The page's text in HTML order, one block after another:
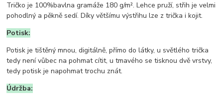
Tričko je 100%bavlna gramáže 180 g/m². Lehce pruží, střih je velmi
pohodlný a pěkně sedí. Díky většímu výstřihu lze z trička i kojit.
Potisk:
Potisk je tištěný mnou, digitálně, přímo do látky, u světlého trička
tedy není vůbec na pohmat cítit, u tmavého se tisknou dvě vrstvy,
tedy potisk je napohmat trochu znát.
Údržba: